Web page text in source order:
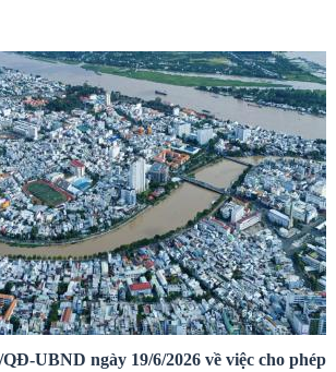
UBND ngày 19/6/2026 về việc cho phép